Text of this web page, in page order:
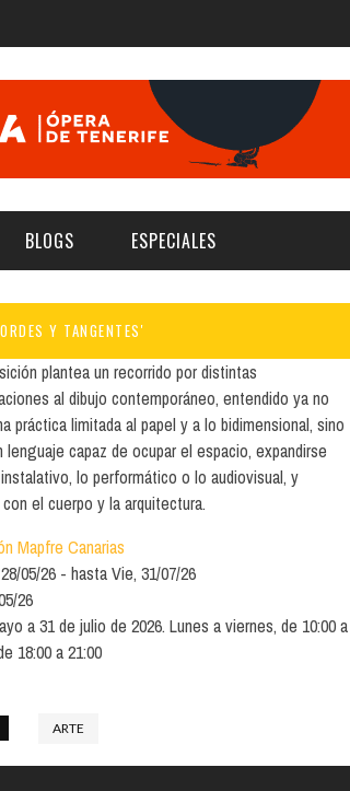
La Laguna
Cultura
Deporte y Naturaleza
Escénicas
BLOGS ESPECIALES
FESTIVAL BOREAL 2026
FESTIVAL TAGANANA 2026
TENERIFE PHE FESTIVAL 2026
XXVII VERANO DE CUENTO
Y TANGENTES'
plantea un recorrido por distintas
al dibujo contemporáneo, entendido ya no
práctica limitada al papel y a lo bidimensional, sino
lenguaje capaz de ocupar el espacio, expandirse
lo performático o lo audiovisual, y
el cuerpo y la arquitectura.
Mapfre Canarias
05/26 hastaVie, 31/07/26
26
a 31 de julio de 2026. Lunes a viernes, de 10:00 a
18:00 a 21:00
ARTE